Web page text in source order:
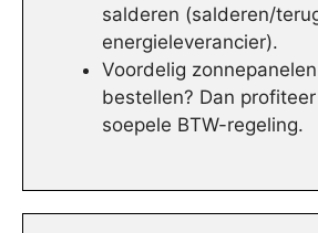
salderen (salderen/
energieleverancier).
Voordelig
bestellen? Dan
soepele BTW-regeling.